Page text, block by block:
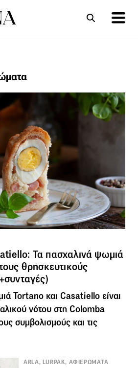
Τα πασχαλινά ψωμιά
θρησκευτικούς
Tortano και Casatiello είναι
νότου στη Colomba
συμβολισμούς και τις
ARLA, LURPAK, ΑΦΙΕΡΩΜΑΤΑ